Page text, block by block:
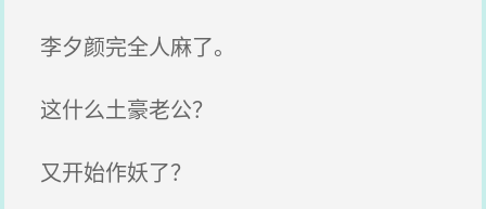
李夕颜完全人麻了。
这什么土豪老公？
又开始作妖了？